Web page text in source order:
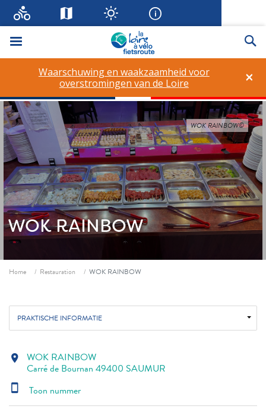
Menu
×
Waarschuwing en waakzaamheid voor
overstromingen van de Loire
WOK RAINBOW
WOK RAINBOW©
Fil d'ariane
Home Restauration WOK RAINBOW
PRAKTISCHE INFORMATIE
location_on WOK RAINBOW
Carré de Bournan 49400 SAUMUR
smartphone Toon nummer